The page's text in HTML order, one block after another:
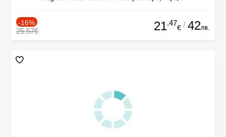
-16%
25.57€ 21.47
€ / 42лв.